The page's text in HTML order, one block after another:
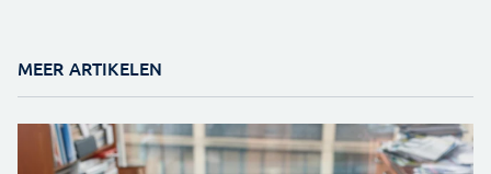
MEER ARTIKELEN